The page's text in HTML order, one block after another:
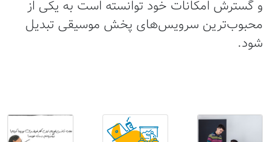
و گسترش امکانات خود توانسته است به یکی از
محبوب‌ترین سرویس‌های پخش موسیقی تبدیل
شود.